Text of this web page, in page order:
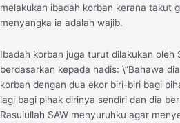
melakukan ibadah korban kerana takut
menyangka ia adalah wajib.
Ibadah korban juga turut dilakukan oleh
berdasarkan kepada hadis: \”Bahawa
korban dengan dua ekor biri-biri bagi
lagi bagi pihak dirinya sendiri dan dia
Rasulullah SAW menyuruhku agar